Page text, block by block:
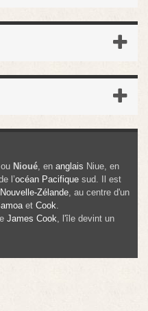
ou Nioué, en anglais Niue, en
l’océan Pacifique sud. Il est
Nouvelle-Zélande, au centre d'un
et Cook.
James Cook, l'île devint un